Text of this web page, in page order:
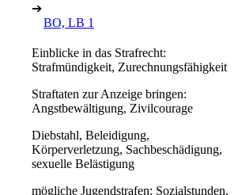
➔
BO, LB 1
Einblicke in das Strafrecht:
Strafmündigkeit, Zurechnungsfähigkeit
Straftaten zur Anzeige bringen:
Angstbewältigung, Zivilcourage
Diebstahl, Beleidigung,
Körperverletzung, Sachbeschädigung,
sexuelle Belästigung
mögliche Jugendstrafen: Sozialstunden,